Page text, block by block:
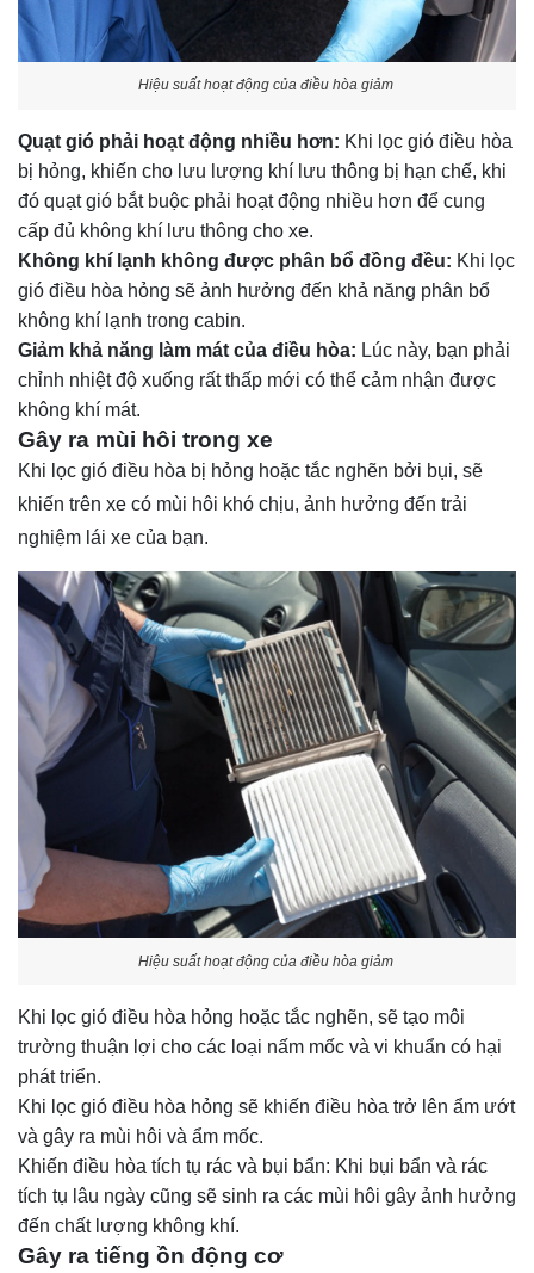
Hiệu suất hoạt động của điều hòa giảm
Quạt gió phải hoạt động nhiều hơn: Khi lọc gió điều hòa
bị hỏng, khiến cho lưu lượng khí lưu thông bị hạn chế, khi
đó quạt gió bắt buộc phải hoạt động nhiều hơn để cung
cấp đủ không khí lưu thông cho xe.
Không khí lạnh không được phân bổ đồng đều: Khi lọc
gió điều hòa hỏng sẽ ảnh hưởng đến khả năng phân bổ
không khí lạnh trong cabin.
Giảm khả năng làm mát của điều hòa: Lúc này, bạn phải
chỉnh nhiệt độ xuống rất thấp mới có thể cảm nhận được
không khí mát.
Gây ra mùi hôi trong xe
Khi lọc gió điều hòa bị hỏng hoặc tắc nghẽn bởi bụi, sẽ
khiến trên xe có mùi hôi khó chịu, ảnh hưởng đến trải
nghiệm lái xe của bạn.
Hiệu suất hoạt động của điều hòa giảm
Khi lọc gió điều hòa hỏng hoặc tắc nghẽn, sẽ tạo môi
trường thuận lợi cho các loại nấm mốc và vi khuẩn có hại
phát triển.
Khi lọc gió điều hòa hỏng sẽ khiến điều hòa trở lên ẩm ướt
và gây ra mùi hôi và ẩm mốc.
Khiến điều hòa tích tụ rác và bụi bẩn: Khi bụi bẩn và rác
tích tụ lâu ngày cũng sẽ sinh ra các mùi hôi gây ảnh hưởng
đến chất lượng không khí.
Gây ra tiếng ồn động cơ